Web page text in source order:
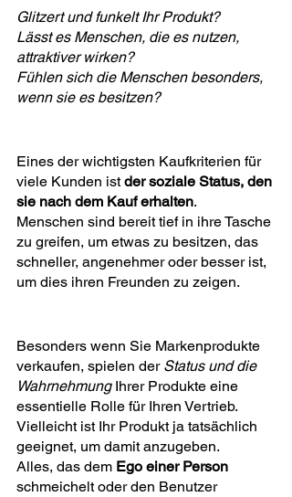
Glitzert und funkelt Ihr Produkt?
Lässt es Menschen, die es nutzen,
attraktiver wirken?
Fühlen sich die Menschen besonders,
wenn sie es besitzen?
Eines der wichtigsten Kaufkriterien für
viele Kunden ist der soziale Status, den
sie nach dem Kauf erhalten.
Menschen sind bereit tief in ihre Tasche
zu greifen, um etwas zu besitzen, das
schneller, angenehmer oder besser ist,
um dies ihren Freunden zu zeigen.
Besonders wenn Sie Markenprodukte
verkaufen, spielen der Status und die
Wahrnehmung Ihrer Produkte eine
essentielle Rolle für Ihren Vertrieb.
Vielleicht ist Ihr Produkt ja tatsächlich
geeignet, um damit anzugeben.
Alles, das dem Ego einer Person
schmeichelt oder den Benutzer